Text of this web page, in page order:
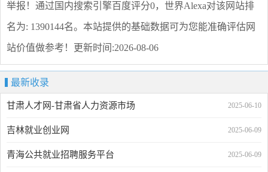
举报 ！通过国内搜索引擎百度评分0，世界Alexa对该网站排
名为: 1390144名。本站提供的基础数据可为您能准确评估网
站价值做参考！ 更新时间:2026-08-06
最新收录
2025-06-10
甘肃人才网-甘肃省人力资源市场
2025-06-09
吉林就业创业网
2025-06-09
青海公共就业招聘服务平台